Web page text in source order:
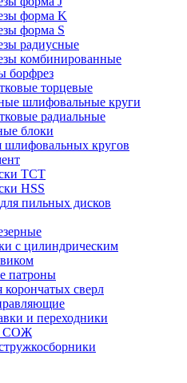
форма K
форма S
радиусные
комбинированные
борфрез
торцевые
шлифовальные круги
радиальные
блоки
шлифовальных кругов
ТСТ
HSS
пильных дисков
с цилиндрическим
патроны
сверл
и переходники
СОЖ